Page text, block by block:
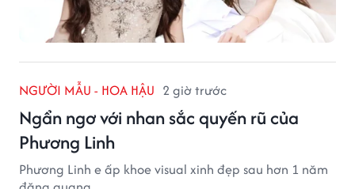
NGƯỜI MẪU - HOA HẬU 2 giờ trước
Ngẩn ngơ với nhan sắc quyến rũ của
Phương Linh
Phương Linh e ấp khoe visual xinh đẹp sau hơn 1 năm